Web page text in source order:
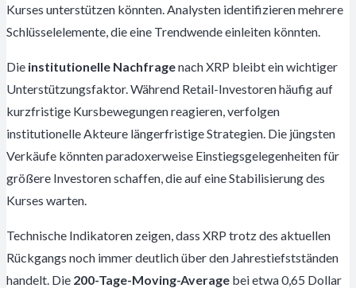
Kurses unterstützen könnten. Analysten identifizieren mehrere
Schlüsselelemente, die eine Trendwende einleiten könnten.
Die institutionelle Nachfragenach XRP bleibt ein wichtiger
Unterstützungsfaktor. Während Retail-Investoren häufig auf
kurzfristige Kursbewegungen reagieren, verfolgen
institutionelle Akteure längerfristige Strategien. Die jüngsten
Verkäufe könnten paradoxerweise Einstiegsgelegenheiten für
größere Investoren schaffen, die auf eine Stabilisierung des
Kurses warten.
Technische Indikatoren zeigen, dass XRP trotz des aktuellen
Rückgangs noch immer deutlich über den Jahrestiefstständen
handelt. Die 200-Tage-Moving-Average bei etwa 0,65 Dollar